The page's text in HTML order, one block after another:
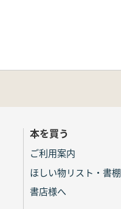
本を買う
ご利用案内
ほしい物リスト・書棚
書店様へ